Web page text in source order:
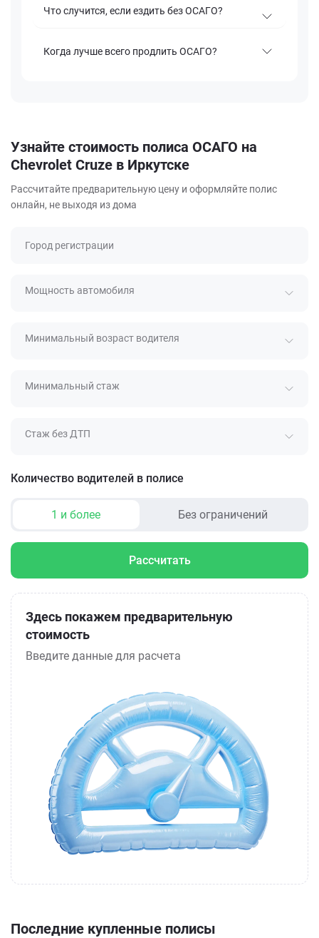
Что случится, если ездить без ОСАГО?
Когда лучше всего продлить ОСАГО?
Узнайте стоимость полиса ОСАГО на
Chevrolet Cruze в Иркутске
Рассчитайте предварительную цену и оформляйте полис
онлайн, не выходя из дома
Город регистрации
Мощность автомобиля
Минимальный возраст водителя
Минимальный стаж
Стаж без ДТП
Количество водителей в полисе
1 и более Без ограничений
Рассчитать
Здесь покажем предварительную
стоимость
Введите данные для расчета
Последние купленные полисы